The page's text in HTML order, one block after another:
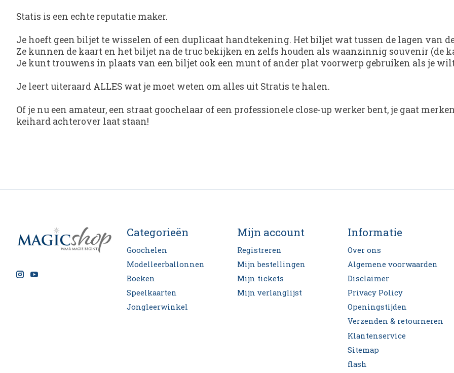
Statis is een echte reputatie maker.
Je hoeft geen biljet te wisselen of een duplicaat handtekening. Het biljet wat tussen de lagen van
Ze kunnen de kaart en het biljet na de truc bekijken en zelfs houden als waanzinnig souvenir (de
Je kunt trouwens in plaats van een biljet ook een munt of ander plat voorwerp gebruiken als je
Je leert uiteraard ALLES wat je moet weten om alles uit Stratis te halen.
Of je nu een amateur, een straat goochelaar of een professionele close-up werker bent, je gaat
keihard achterover laat staan!
Categorieën
Goochelen
Modelleerballonnen
Boeken
Speelkaarten
Jongleerwinkel
Mijn account
Registreren
Mijn bestellingen
Mijn tickets
Mijn verlanglijst
Informatie
Over ons
Algemene voorwaarden
Disclaimer
Privacy Policy
Openingstijden
Verzenden & retourneren
Klantenservice
Sitemap
flash